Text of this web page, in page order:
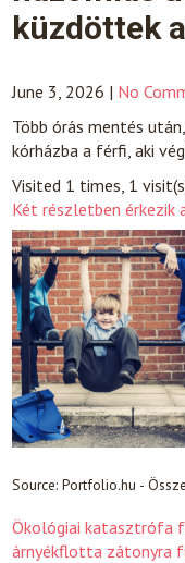
küzdöttek
June 3, 2026 | No
Több órás mentés
kórházba a férfi, aki
Visited 1 times, 1
Két részletben érkezik
Source:Portfolio.hu -
Ökológiai katasztrófa
árnyékflotta zátonyra